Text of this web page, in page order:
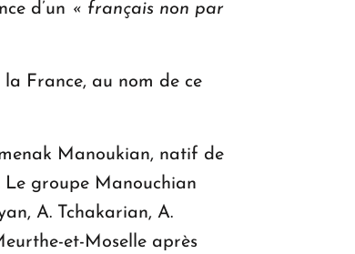
d’un « français non par
France, au nom de ce
Manoukian, natif de
Le groupe Manouchian
A. Tchakarian, A.
et-Moselle après